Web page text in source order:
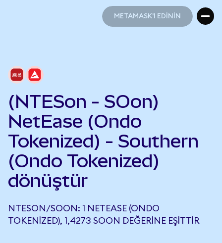
METAMASK'I EDİNİN
(NTESon - SOon)
NetEase (Ondo
Tokenized) - Southern
(Ondo Tokenized)
dönüştür
NTESON/SOON: 1 NETEASE (ONDO
TOKENIZED), 1,4273 SOON DEĞERINE EŞITTIR